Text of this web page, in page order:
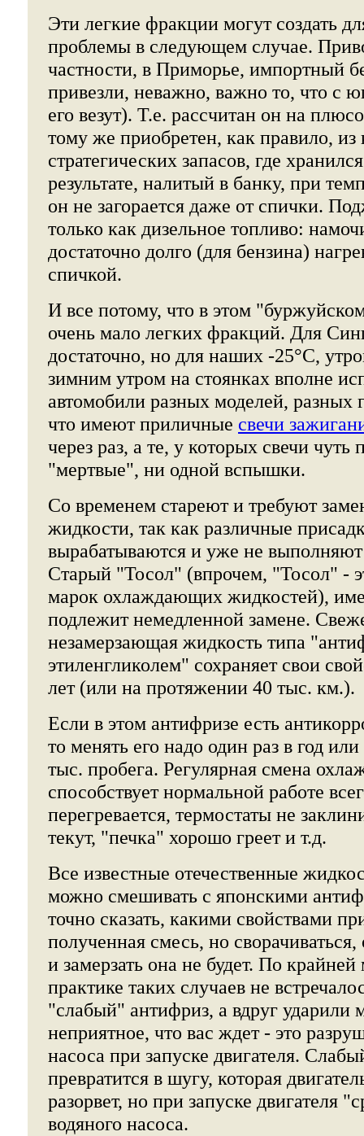
Эти легкие фракции могут создать
проблемы в следующем случае.
частности, в Приморье, импортный
привезли, неважно, важно то, что с
его везут). Т.е. рассчитан он на
тому же приобретен, как правило, из
стратегических запасов, где
результате, налитый в банку, при
он не загорается даже от спички.
только как дизельное топливо:
достаточно долго (для бензина)
спичкой.
И все потому, что в этом
очень мало легких фракций. Для
достаточно, но для наших -25°С,
зимним утром на стоянках вполне
автомобили разных моделей, разных
что имеют приличные свечи
через раз, а те, у которых свечи чуть
"мертвые", ни одной вспышки.
Со временем стареют и требуют
жидкости, так как различные
вырабатываются и уже не
Старый "Тосол" (впрочем, "Тосол" -
марок охлаждающих жидкостей),
подлежит немедленной замене.
незамерзающая жидкость типа
этиленгликолем" сохраняет свои
лет (или на протяжении 40 тыс. км.).
Если в этом антифризе есть
то менять его надо один раз в год
тыс. пробега. Регулярная смена
способствует нормальной работе
перегревается, термостаты не
текут, "печка" хорошо греет и т.д.
Все известные отечественные
можно смешивать с японскими
точно сказать, какими свойствами
полученная смесь, но сворачиваться,
и замерзать она не будет. По
практике таких случаев не
"слабый" антифриз, а вдруг ударили
неприятное, что вас ждет - это
насоса при запуске двигателя.
превратится в шугу, которая
разорвет, но при запуске двигателя
водяного насоса.